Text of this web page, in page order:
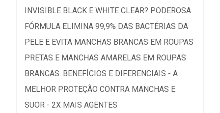
INVISIBLE BLACK E WHITE CLEAR? PODEROSA
FÓRMULA ELIMINA 99,9% DAS BACTÉRIAS DA
PELE E EVITA MANCHAS BRANCAS EM ROUPAS
PRETAS E MANCHAS AMARELAS EM ROUPAS
BRANCAS. BENEFÍCIOS E DIFERENCIAIS - A
MELHOR PROTEÇÃO CONTRA MANCHAS E
SUOR - 2X MAIS AGENTES